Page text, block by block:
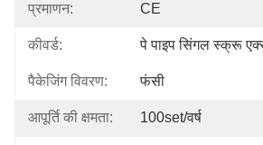
प्रमाणन: CE
कीवर्ड: पे पाइप सिंगल स्क्रू
पैकेजिंग विवरण: फंसी
आपूर्ति की क्षमता: 100set/वर्ष